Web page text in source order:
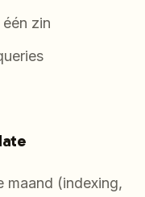
zin
maand (indexing,